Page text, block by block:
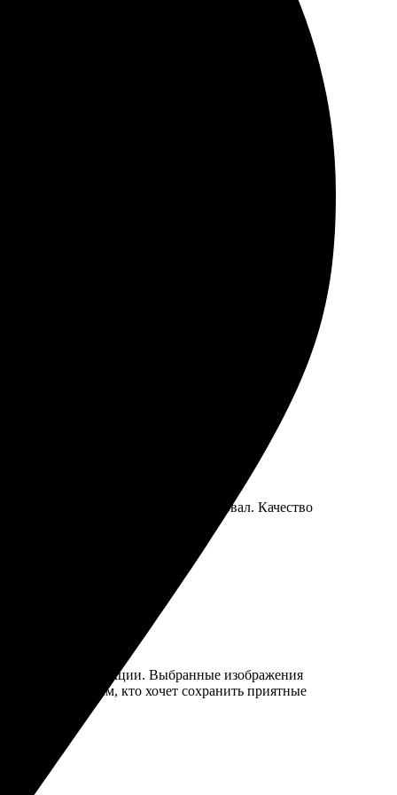
результат превзошел ожидания. Доставка пришла
загружаешь фото, выбираешь параметры и
насыщенные! Цены вполне приемлемые, есть
Выбор размеров и рамок порадовал. Качество
и четкие инструкции. Выбранные изображения
всем, кто хочет сохранить приятные